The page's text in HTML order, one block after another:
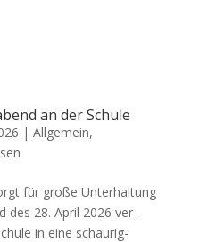
an der Schule
| Allgemein,
für gro­ße Unter­hal­tung
des 28. April 2026 ver­
in eine schau­rig-